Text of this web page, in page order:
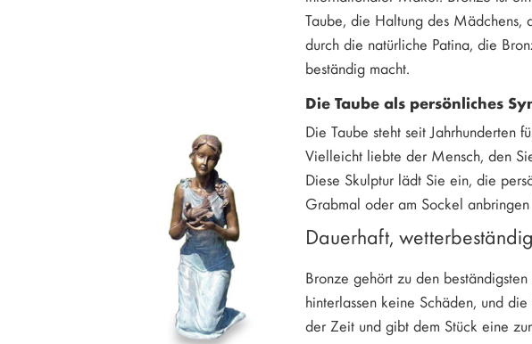
Taube, die Haltung des Mädchens,
durch die natürliche Patina, die
beständig macht.
Die Taube als persönliches
Die Taube steht seit Jahrhunderten
Vielleicht liebte der Mensch, den
Diese Skulptur lädt Sie ein, die
Grabmal oder am Sockel
Dauerhaft,
Bronze gehört zu den
hinterlassen keine Schäden, und
der Zeit und gibt dem Stück eine